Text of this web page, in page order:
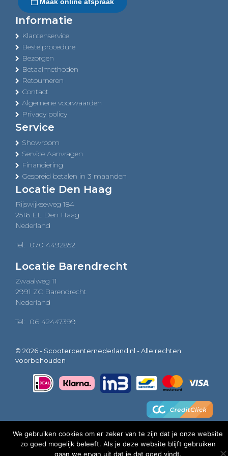
Informatie
Klantenservice
Bestelprocedure
Bezorgen
Betaalmethoden
Retourneren
Contact
Algemene voorwaarden
Privacy policy
Service
Showroom
Service Aanvragen
Financiering
Gespreid betalen in 3 maanden
Locatie Den Haag
Rijswijkseweg 184
2516 EL Den Haag
Nederland
Tel: 070 4492852
Locatie Barendrecht
Zwaalweg 11
2991 ZC Barendrecht
Nederland
Tel: 06 42447399
© 2026 - Scootercenternederland.nl - Alle rechten
voorbehouden
We gebruiken cookies om er zeker van te zijn dat je onze website
zo goed mogelijk beleeft. Als je deze website blijft gebruiken
gaan we ervan uit dat je dat goed vindt.